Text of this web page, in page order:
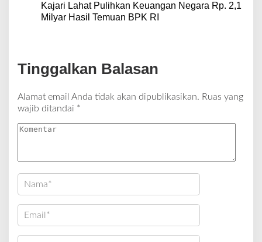
Kajari Lahat Pulihkan Keuangan Negara Rp. 2,1
Milyar Hasil Temuan BPK RI
Tinggalkan Balasan
Alamat email Anda tidak akan dipublikasikan. Ruas yang
wajib ditandai *